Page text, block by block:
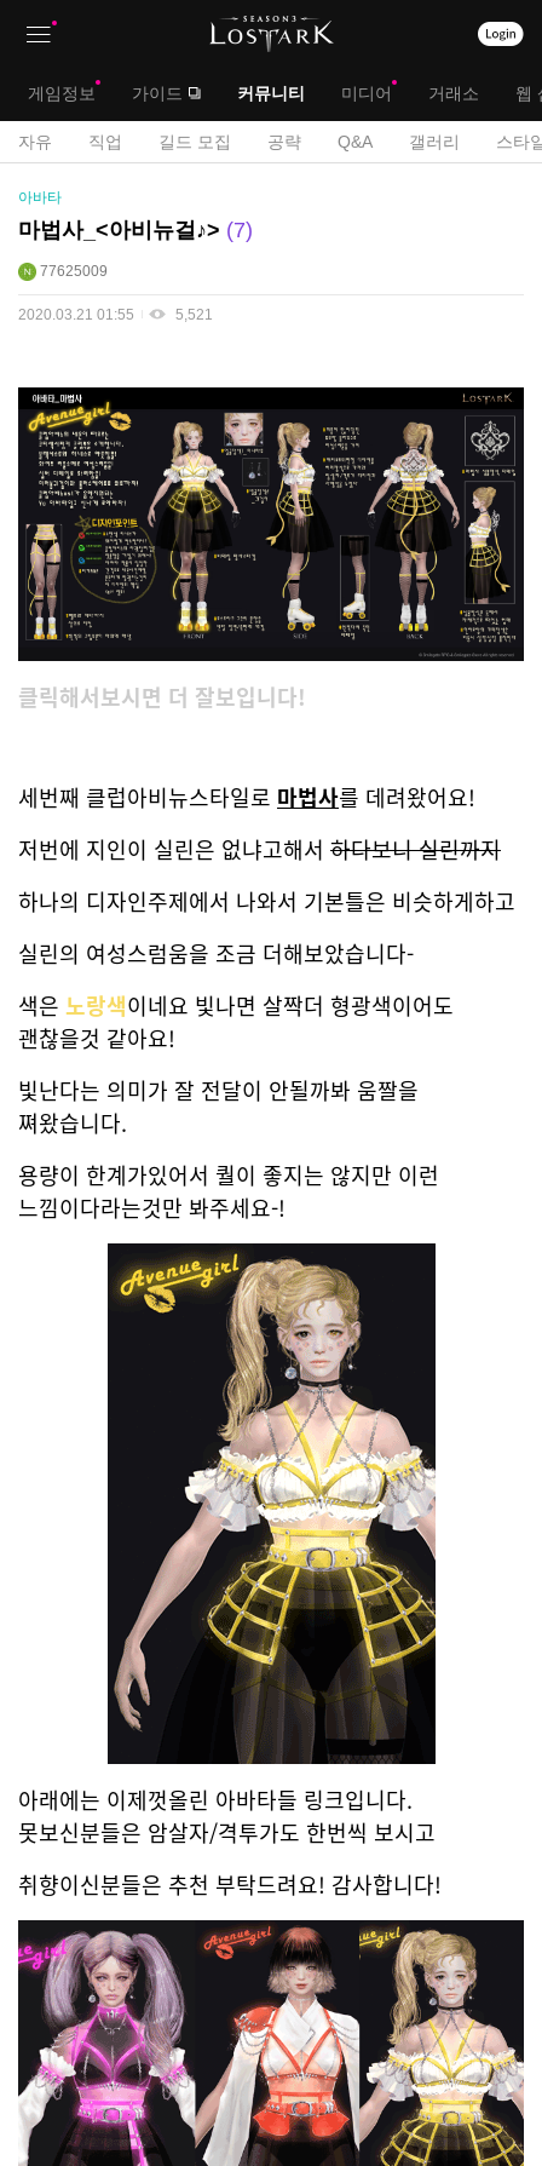
대
메
게임정보 가이드 커뮤니티 미디어 거래소 웹
서
자유 직업 길드 모집 공략 Q&A 갤러리 스타
모
전
시
아바타
마법사_<아비뉴걸♪> 7
77625009
2020.03.21 01:55 5,521
클릭해서보시면 더 잘보입니다!
세번째 클럽아비뉴스타일로 마법사를 데려왔어요!
저번에 지인이 실린은 없냐고해서 하다보니 실린까지
하나의 디자인주제에서 나와서 기본틀은 비슷하게하고
실린의 여성스럼움을 조금 더해보았습니다-
색은 노랑색이네요 빛나면 살짝더 형광색이어도
괜찮을것 같아요!
빛난다는 의미가 잘 전달이 안될까봐 움짤을
쪄왔습니다.
용량이 한계가있어서 퀄이 좋지는 않지만 이런
느낌이다라는것만 봐주세요-!
아래에는 이제껏올린 아바타들 링크입니다.
못보신분들은 암살자/격투가도 한번씩 보시고
취향이신분들은 추천 부탁드려요! 감사합니다!